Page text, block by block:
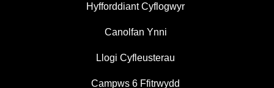
Hyfforddiant Cyflogwyr
Canolfan Ynni
Llogi Cyfleusterau
Campws 6 Ffitrwydd